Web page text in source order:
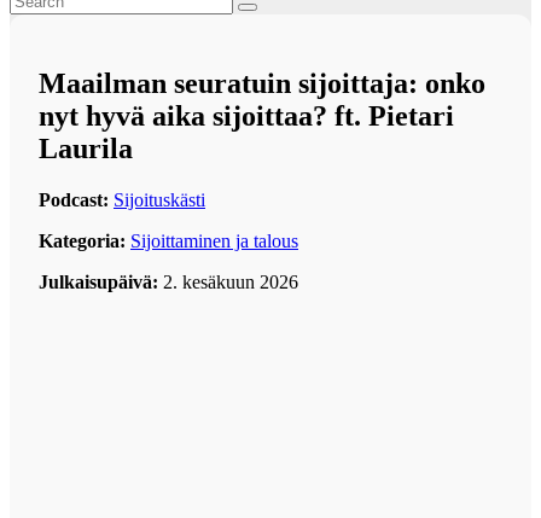
Maailman seuratuin sijoittaja: onko
nyt hyvä aika sijoittaa? ft. Pietari
Laurila
Podcast: Sijoituskästi
Kategoria: Sijoittaminen ja talous
Julkaisupäivä: 2. kesäkuun 2026